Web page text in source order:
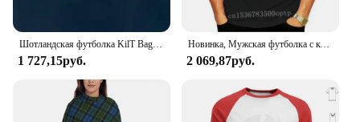
Шотландская футболка KilT Bagpipe, Забавная вещь
1 727,15руб.
Новинка, Мужская футболка с коротким рукавом, забавная шотландская футболка с принтом «Kilts Good Girls Dont Ask», шотландская облегающая футболка, футболки, топы, женская футболка
2 069,87руб.